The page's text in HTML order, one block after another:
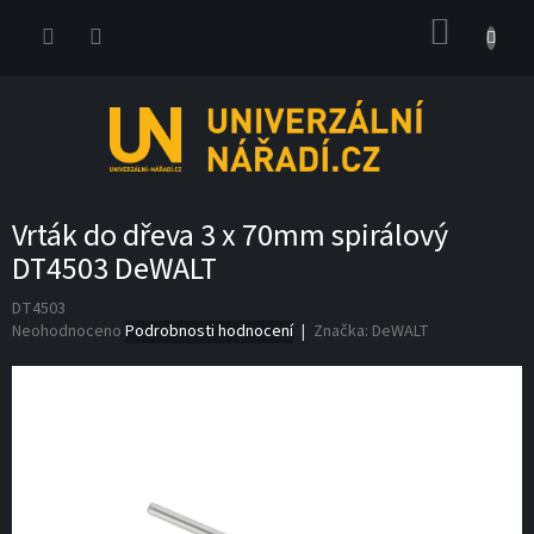
Vrták do dřeva 3 x 70mm spirálový
DT4503 DeWALT
DT4503
Průměrné
Neohodnoceno Podrobnosti hodnocení Značka: DeWALT